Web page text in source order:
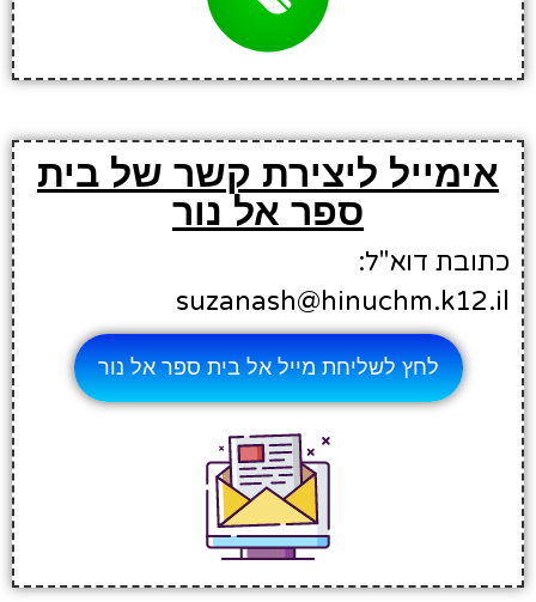
אימייל ליצירת קשר של בית
ספר אל נור
כתובת דוא"ל:
suzanash@hinuchm.k12.il
לחץ לשליחת מייל אל בית ספר אל נור